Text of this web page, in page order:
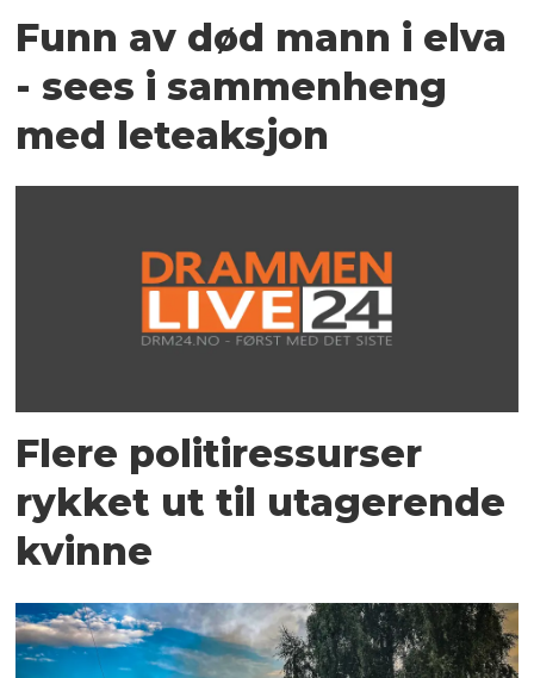
Funn av død mann i elva
- sees i sammenheng
med leteaksjon
Flere politiressurser
rykket ut til utagerende
kvinne